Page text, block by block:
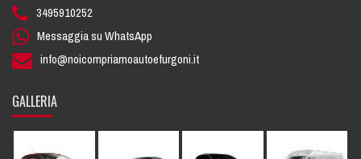
3495910252
Messaggia su WhatsApp
info@noicompriamoautoefurgoni.it
GALLERIA